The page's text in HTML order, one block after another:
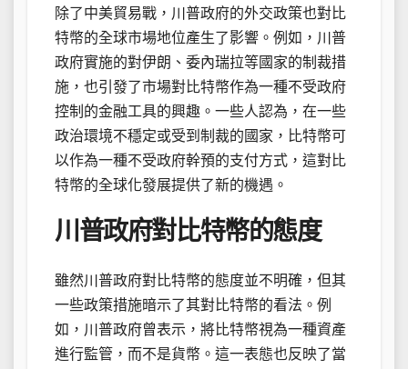
除了中美貿易戰，川普政府的外交政策也對比
特幣的全球市場地位產生了影響。例如，川普
政府實施的對伊朗、委內瑞拉等國家的制裁措
施，也引發了市場對比特幣作為一種不受政府
控制的金融工具的興趣。一些人認為，在一些
政治環境不穩定或受到制裁的國家，比特幣可
以作為一種不受政府幹預的支付方式，這對比
特幣的全球化發展提供了新的機遇。
川普政府對比特幣的態度
雖然川普政府對比特幣的態度並不明確，但其
一些政策措施暗示了其對比特幣的看法。例
如，川普政府曾表示，將比特幣視為一種資產
進行監管，而不是貨幣。這一表態也反映了當